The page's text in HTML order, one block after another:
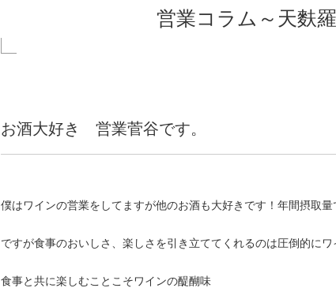
営業コラム～天麩
お酒大好き 営業菅谷です。
僕はワインの営業をしてますが他のお酒も大好きです！年間摂取
ですが食事のおいしさ、楽しさを引き立ててくれるのは圧倒的に
食事と共に楽しむことこそワインの醍醐味